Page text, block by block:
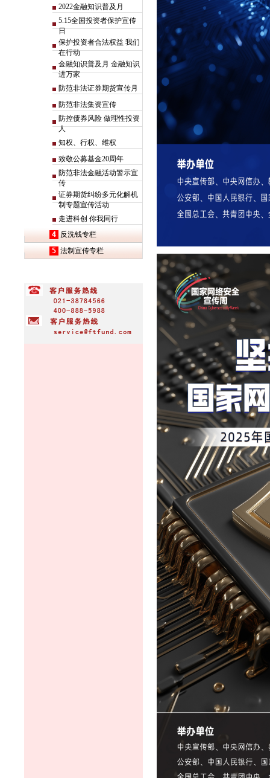
2022金融知识普及月
5.15全国投资者保护宣传
日
保护投资者合法权益 我们
在行动
金融知识普及月 金融知识
进万家
防范非法证券期货宣传月
防范非法集资宣传
防控债券风险 做理性投资
人
知权、行权、维权
致敬公募基金20周年
防范非法金融活动警示宣
传
证券期货纠纷多元化解机
制专题宣传活动
走进科创 你我同行
4 反洗钱专栏
5 法制宣传专栏